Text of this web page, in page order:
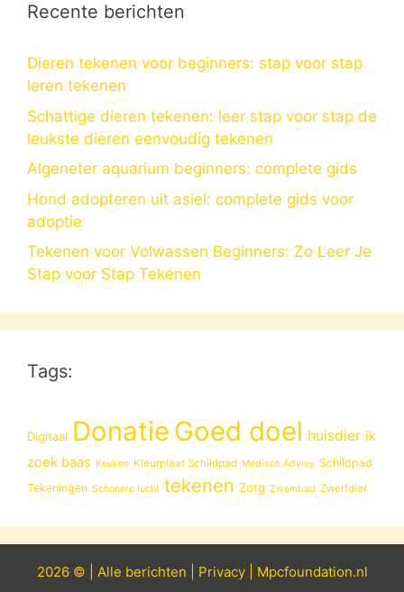
Recente berichten
Dieren tekenen voor beginners: stap voor stap
leren tekenen
Schattige dieren tekenen: leer stap voor stap de
leukste dieren eenvoudig tekenen
Algeneter aquarium beginners: complete gids
Hond adopteren uit asiel: complete gids voor
adoptie
Tekenen voor Volwassen Beginners: Zo Leer Je
Stap voor Stap Tekenen
Tags:
Digitaal Donatie Goed doel huisdier ik
zoek baas Keuken Kleurplaat Schildpad Medisch Advies Schildpad
Tekeningen Schonere lucht tekenen Zorg Zwembad Zwerfdier
2026 © | Alle berichten Privacy| Mpcfoundation.nl